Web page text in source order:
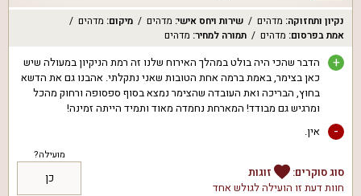
נקיון ותחזוקה: מדהים שירות ויחס אישי: מדהים מיקום: מדהים
אמת בפרסום: מדהים תמורה למחיר: מדהים
+
הדבר שהכי היה בולט במהלך האירוח שלנו זה רמת הניקיון במעולה שיש
כאן בצימר, באמת ברמה אחת הטובות שאני נתקלתי. אהבנו גם את הדשא
בחוץ, הבריכה ואת העובדה שהצימר נמצא בסוף ספסופה ורחוק מהכל
ומרגיש גם מבודד! המארחת נחמדה מאוד ותמיד הייתה זמינה!
- אין.
סוג סוקרים:
זוגות
חוות דעת זו הועילה לגולש אחד
מועילה?
כן